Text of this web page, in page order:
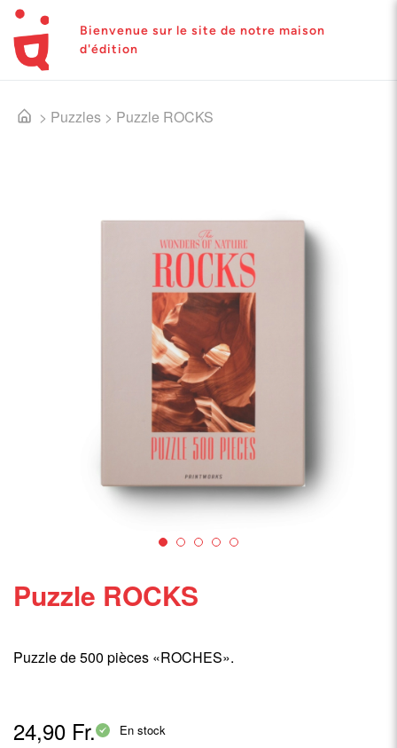
Bienvenue sur le site de notre maison
d'édition
> Puzzles > Puzzle ROCKS
Puzzle ROCKS
Puzzle de 500 pièces «ROCHES».
24,90 Fr. En stock